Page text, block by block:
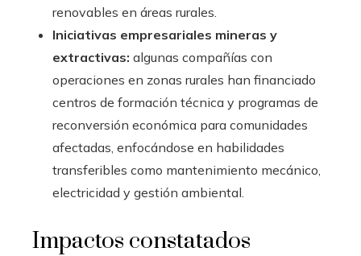
renovables en áreas rurales.
Iniciativas empresariales mineras y
extractivas: algunas compañías con
operaciones en zonas rurales han financiado
centros de formación técnica y programas de
reconversión económica para comunidades
afectadas, enfocándose en habilidades
transferibles como mantenimiento mecánico,
electricidad y gestión ambiental.
Impactos constatados